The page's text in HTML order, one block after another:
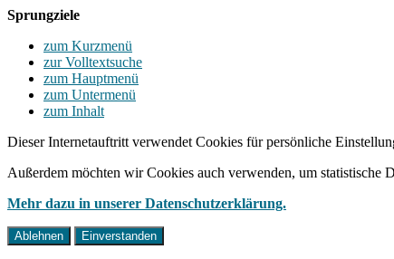
Sprungziele
zum Kurzmenü
zur Volltextsuche
zum Hauptmenü
zum Untermenü
zum Inhalt
Dieser Internetauftritt verwendet Cookies für persönliche
Außerdem möchten wir Cookies auch verwenden, um
Mehr dazu in unserer Datenschutzerklärung.
Ablehnen Einverstanden